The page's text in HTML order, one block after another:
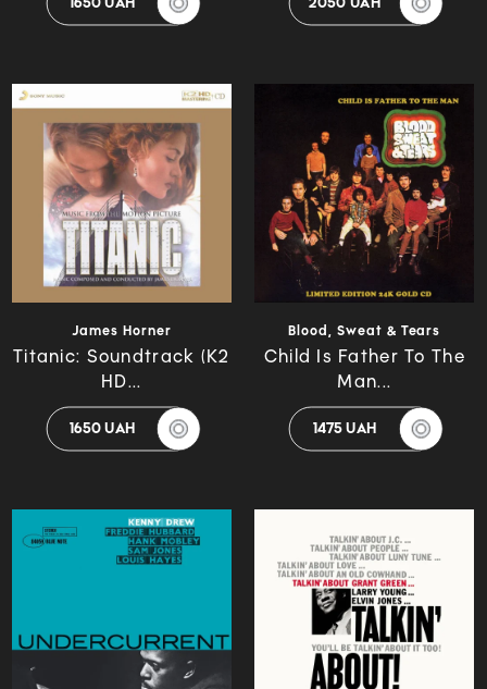
James Horner
Titanic: Soundtrack (K2
HD...
1650 UAH
Blood, Sweat & Tears
Child Is Father To The
Man...
1475 UAH